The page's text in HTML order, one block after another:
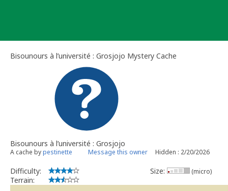
Bisounours à l’université : Grosjojo Mystery Cache
Bisounours à l’université : Grosjojo
A cache bypestinette Message this owner Hidden : 2/20/2026
Difficulty:
Terrain:
Size: (micro)